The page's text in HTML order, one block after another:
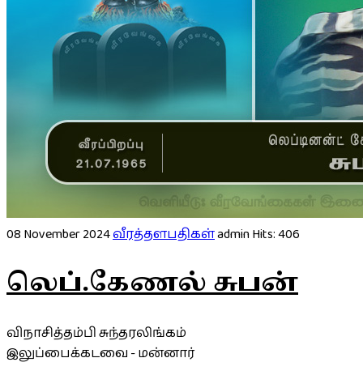
08 November 2024வீரத்தளபதிகள்adminHits: 406
லெப்.கேணல் சுபன்
விநாசித்தம்பி சுந்தரலிங்கம்
இலுப்பைக்கடவை - மன்னார்